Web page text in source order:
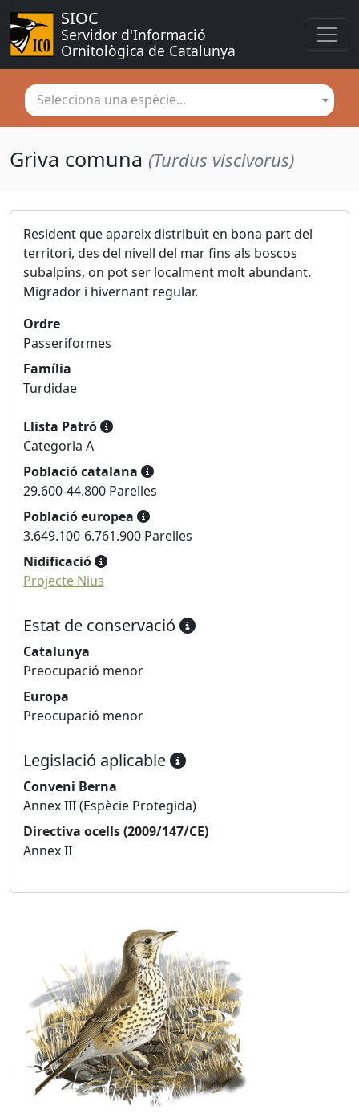
SIOC
Servidor d'Informació
Ornitològica de Catalunya
Selecciona una espècie...
Griva comuna (Turdus viscivorus)
Resident que apareix distribuït en bona part del
territori, des del nivell del mar fins als boscos
subalpins, on pot ser localment molt abundant.
Migrador i hivernant regular.
Ordre
Passeriformes
Família
Turdidae
Llista Patró
Categoria A
Població catalana
29.600-44.800 Parelles
Població europea
3.649.100-6.761.900 Parelles
Nidificació
Projecte Nius
Estat de conservació
Catalunya
Preocupació menor
Europa
Preocupació menor
Legislació aplicable
Conveni Berna
Annex III (Espècie Protegida)
Directiva ocells (2009/147/CE)
Annex II